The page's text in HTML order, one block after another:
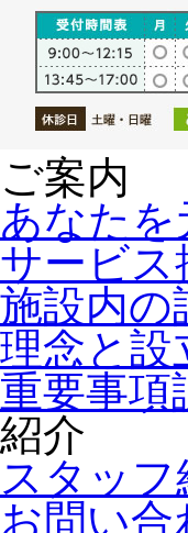
ご案内
あなた
サービス
施設内の
理念と設
重要事項
紹介
スタッフ
お問い合